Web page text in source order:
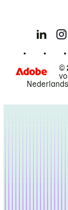
©
Nederlands